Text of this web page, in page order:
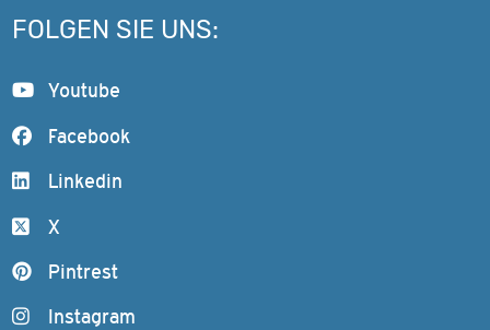
FOLGEN SIE UNS:
Youtube
Facebook
Linkedin
X
Pintrest
Instagram